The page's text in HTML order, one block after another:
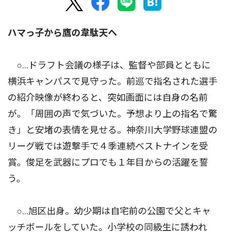
ハマっ子から鷹の韋駄天へ
○…ドラフト会議の様子は、監督や部員とともに
横浜キャンパスで見守った。前巡で指名された選手
の紹介映像が終わると、突如画面には自身の名前
が。「周囲の声で気づいた。予想より上の指名で驚
き」と安堵の表情を見せる。神奈川大学野球連盟の
リーグ戦では遊撃手で４季連続ベストナインを受
賞。俊足を武器にプロでも１年目からの活躍を誓
う。
○…旭区出身。幼少期は自宅前の公園で父とキャ
ッチボールをしていた。小学校の同級生に誘われ